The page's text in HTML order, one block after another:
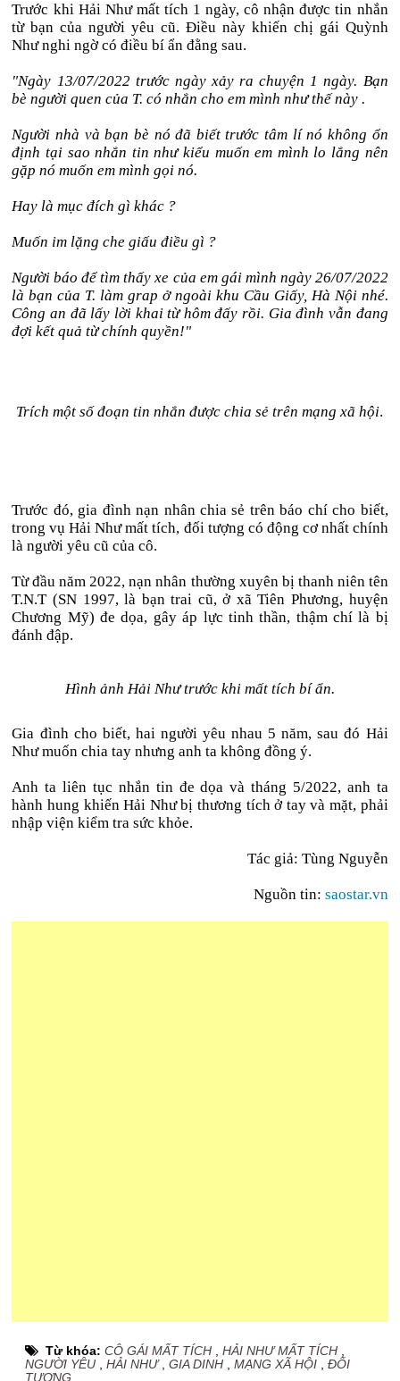
Trước khi Hải Như mất tích 1 ngày, cô nhận được tin nhắn
từ bạn của người yêu cũ. Điều này khiến chị gái Quỳnh
Như nghi ngờ có điều bí ẩn đằng sau.
"Ngày 13/07/2022 trước ngày xảy ra chuyện 1 ngày. Bạn
bè người quen của T. có nhắn cho em mình như thế này .
Người nhà và bạn bè nó đã biết trước tâm lí nó không ổn
định tại sao nhắn tin như kiểu muốn em mình lo lắng nên
gặp nó muốn em mình gọi nó.
Hay là mục đích gì khác ?
Muốn im lặng che giấu điều gì ?
Người báo để tìm thấy xe của em gái mình ngày 26/07/2022
là bạn của T. làm grap ở ngoài khu Cầu Giấy, Hà Nội nhé.
Công an đã lấy lời khai từ hôm đấy rồi. Gia đình vẫn đang
đợi kết quả từ chính quyền!"
Trích một số đoạn tin nhắn được chia sẻ trên mạng xã hội.
Trước đó, gia đình nạn nhân chia sẻ trên báo chí cho biết,
trong vụ Hải Như mất tích, đối tượng có động cơ nhất chính
là người yêu cũ của cô.
Từ đầu năm 2022, nạn nhân thường xuyên bị thanh niên tên
T.N.T (SN 1997, là bạn trai cũ, ở xã Tiên Phương, huyện
Chương Mỹ) đe dọa, gây áp lực tinh thần, thậm chí là bị
đánh đập.
Hình ảnh Hải Như trước khi mất tích bí ẩn.
Gia đình cho biết, hai người yêu nhau 5 năm, sau đó Hải
Như muốn chia tay nhưng anh ta không đồng ý.
Anh ta liên tục nhắn tin đe dọa và tháng 5/2022, anh ta
hành hung khiến Hải Như bị thương tích ở tay và mặt, phải
nhập viện kiểm tra sức khỏe.
Tác giả: Tùng Nguyễn
Nguồn tin: saostar.vn
Từ khóa:CÔ GÁI MẤT TÍCH ,HẢI NHƯ MẤT TÍCH
NGƯỜI YÊU ,HẢI NHƯ,GIA DINH ,MẠNG XÃ HỘI ,ĐỐI
TƯỢNG